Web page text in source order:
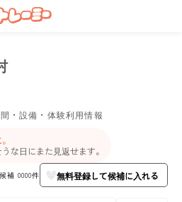
・設備・体験利用情報
な日にまた見返せます。
候補 0000件 無料登録して候補に入れる